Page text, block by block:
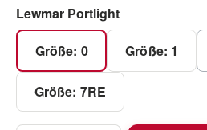
Lewmar Portlightauswählen
Größe: 0 Größe: 1
Größe: 7RE